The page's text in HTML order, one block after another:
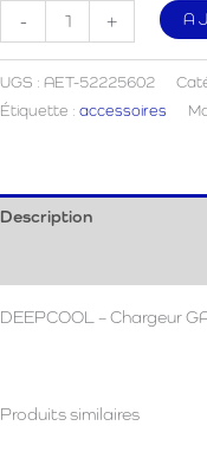
-
quantité
de
Chargeur
Mural
+
UGS : AET-52225602
Étiquette : accessoires
Description
DEEPCOOL – Chargeur
Produits similaires